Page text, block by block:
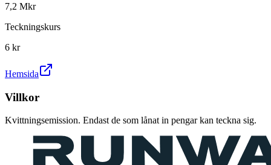
7,2 Mkr
Teckningskurs
6 kr
Hemsida
Villkor
Kvittningsemission. Endast de som lånat in pengar kan teckna sig.